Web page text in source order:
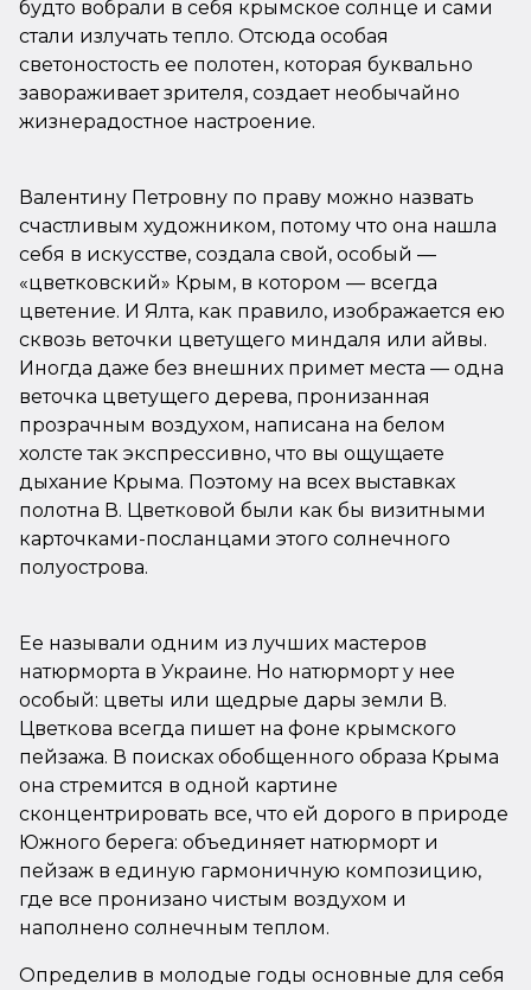
будто вобрали в себя крымское солнце и сами
стали излучать тепло. Отсюда особая
светоностость ее полотен, которая буквально
завораживает зрителя, создает необычайно
жизнерадостное настроение.
Валентину Петровну по праву можно назвать
счастливым художником, потому что она нашла
себя в искусстве, создала свой, особый —
«цветковский» Крым, в котором — всегда
цветение. И Ялта, как правило, изображается ею
сквозь веточки цветущего миндаля или айвы.
Иногда даже без внешних примет места — одна
веточка цветущего дерева, пронизанная
прозрачным воздухом, написана на белом
холсте так экспрессивно, что вы ощущаете
дыхание Крыма. Поэтому на всех выставках
полотна В. Цветковой были как бы визитными
карточками-посланцами этого солнечного
полуострова.
Ее называли одним из лучших мастеров
натюрморта в Украине. Но натюрморт у нее
особый: цветы или щедрые дары земли В.
Цветкова всегда пишет на фоне крымского
пейзажа. В поисках обобщенного образа Крыма
она стремится в одной картине
сконцентрировать все, что ей дорого в природе
Южного берега: объединяет натюрморт и
пейзаж в единую гармоничную композицию,
где все пронизано чистым воздухом и
наполнено солнечным теплом.
Определив в молодые годы основные для себя